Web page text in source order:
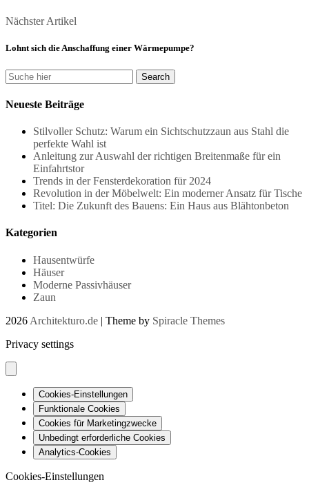
Nächster Artikel
Lohnt sich die Anschaffung einer Wärmepumpe?
Neueste Beiträge
Stilvoller Schutz: Warum ein Sichtschutzzaun aus Stahl die
perfekte Wahl ist
Anleitung zur Auswahl der richtigen Breitenmaße für ein
Einfahrtstor
Trends in der Fensterdekoration für 2024
Revolution in der Möbelwelt: Ein moderner Ansatz für Tische
Titel: Die Zukunft des Bauens: Ein Haus aus Blähtonbeton
Kategorien
Hausentwürfe
Häuser
Moderne Passivhäuser
Zaun
2026 Architekturo.de | Theme by Spiracle Themes
Privacy settings
Cookies-Einstellungen
Funktionale Cookies
Cookies für Marketingzwecke
Unbedingt erforderliche Cookies
Analytics-Cookies
Cookies-Einstellungen